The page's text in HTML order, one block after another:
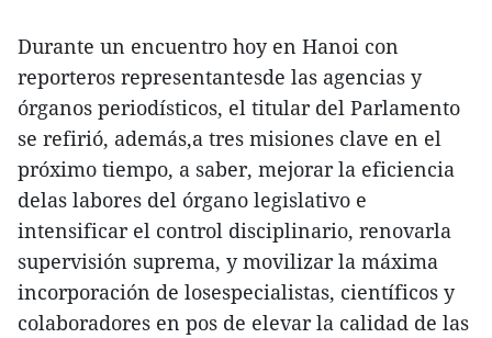
Durante un encuentro hoy en Hanoi con
reporteros representantesde las agencias y
órganos periodísticos, el titular del Parlamento
se refirió, además,a tres misiones clave en el
próximo tiempo, a saber, mejorar la eficiencia
delas labores del órgano legislativo e
intensificar el control disciplinario, renovarla
supervisión suprema, y movilizar la máxima
incorporación de losespecialistas, científicos y
colaboradores en pos de elevar la calidad de las